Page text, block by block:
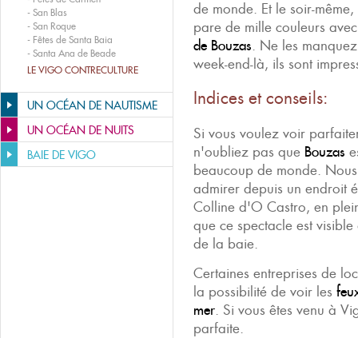
- San Blas
- San Roque
- Fêtes de Santa Baia
- Santa Ana de Beade
LE VIGO CONTRECULTURE
UN OCÉAN DE NAUTISME
UN OCÉAN DE NUITS
BAIE DE VIGO
de monde. Et le soir-
pare de mille couleurs
de Bouzas. Ne les
week-end-là, ils sont
Indices et conseils:
Si vous voulez voir
n'oubliez pas que Bouzas
beaucoup de monde.
admirer depuis un endroit
Colline d'O Castro, en
que ce spectacle est
de la baie.
Certaines entreprises de
la possibilité de voir les
mer. Si vous êtes venu à
parfaite.